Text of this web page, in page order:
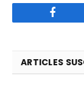
ARTICLES